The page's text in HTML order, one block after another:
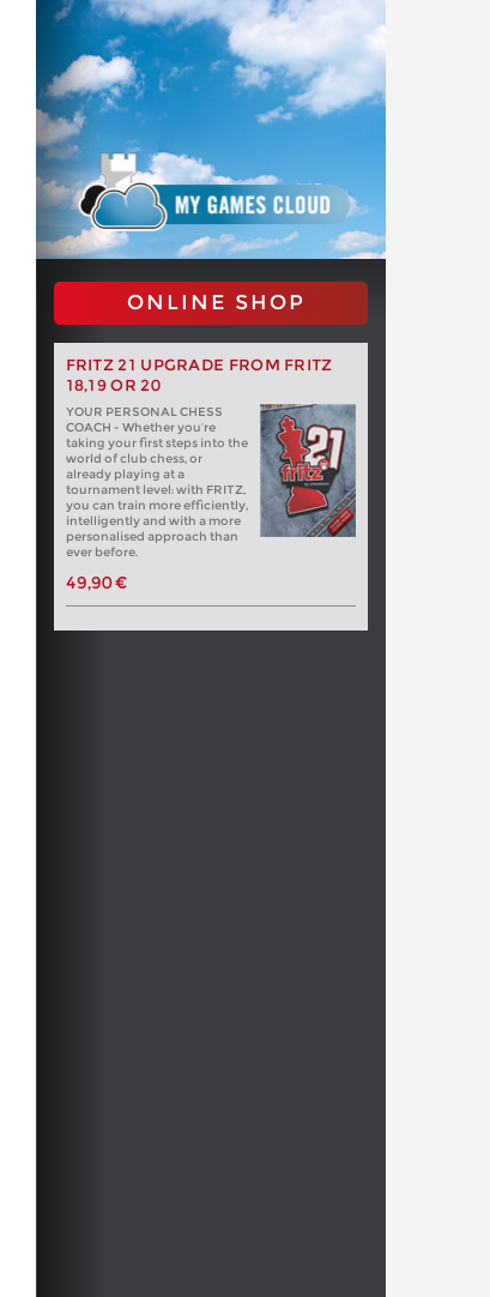
ONLINE SHOP
FRITZ 21 UPGRADE FROM FRITZ
18,19 OR 20
YOUR PERSONAL CHESS
COACH - Whether you’re
taking your first steps into the
world of club chess, or
already playing at a
tournament level: with FRITZ,
you can train more efficiently,
intelligently and with a more
personalised approach than
ever before.
49,90 €